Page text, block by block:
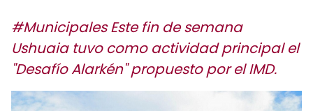
#Municipales Este fin de semana
Ushuaia tuvo como actividad principal el
"Desafío Alarkén" propuesto por el IMD.